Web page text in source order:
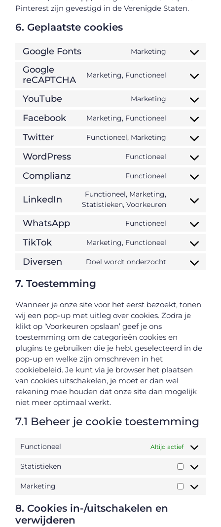
Pinterest zijn gevestigd in de Verenigde Staten.
6. Geplaatste cookies
Google Fonts Marketing
Google
reCAPTCHA
Marketing, Functioneel
YouTube Marketing
Facebook Marketing, Functioneel
Twitter Functioneel, Marketing
WordPress Functioneel
Complianz Functioneel
LinkedIn
Functioneel, Marketing,
Statistieken, Voorkeuren
WhatsApp Functioneel
TikTok Marketing, Functioneel
Diversen Doel wordt onderzocht
7. Toestemming
Wanneer je onze site voor het eerst bezoekt, tonen
wij een pop-up met uitleg over cookies. Zodra je
klikt op ‘Voorkeuren opslaan’ geef je ons
toestemming om de categorieën cookies en
plugins te gebruiken die je hebt geselecteerd in de
pop-up en welke zijn omschreven in het
cookiebeleid. Je kunt via je browser het plaatsen
van cookies uitschakelen, je moet er dan wel
rekening mee houden dat onze site dan mogelijk
niet meer optimaal werkt.
7.1 Beheer je cookie toestemming
Functioneel Altijd actief
Statistieken
Marketing
8. Cookies in-/uitschakelen en
verwijderen